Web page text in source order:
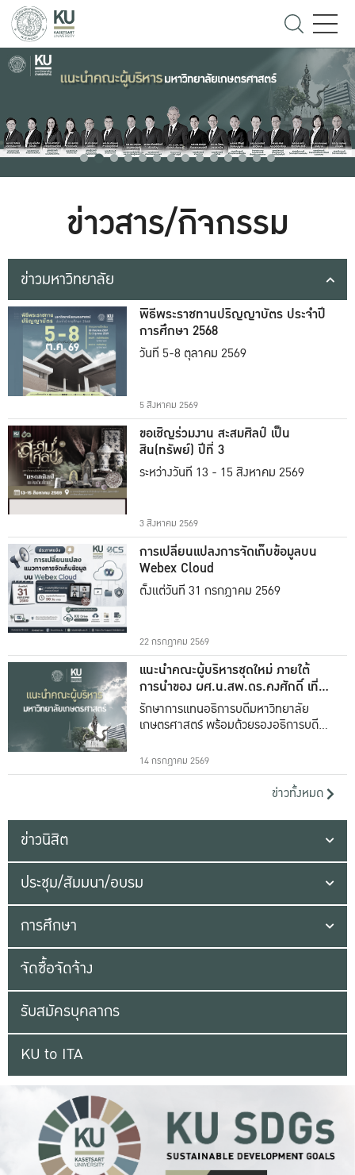
ข่าวสาร/กิจกรรม
ข่าวมหาวิทยาลัย
พิธีพระราชทานปริญญาบัตร ประจำปี
การศึกษา 2568
วันที่ 5-8 ตุลาคม 2569
5 สิงหาคม 2569
ขอเชิญร่วมงาน สะสมศิลป์ เป็น
สิน(ทรัพย์) ปีที่ 3
ระหว่างวันที่ 13 - 15 สิงหาคม 2569
3 สิงหาคม 2569
การเปลี่ยนแปลงการจัดเก็บข้อมูลบน
Webex Cloud
ตั้งแต่วันที่ 31 กรกฎาคม 2569
22 กรกฎาคม 2569
แนะนำคณะผู้บริหารชุดใหม่ ภายใต้
การนำของ ผศ.น.สพ.ดร.คงศักดิ์ เที่ยง
ธรรม
รักษาการแทนอธิการบดีมหาวิทยาลัย
เกษตรศาสตร์ พร้อมด้วยรองอธิการบดีทั้ง
14 กรกฎาคม 2569
ข่าวทั้งหมด
ข่าวนิสิต
ประชุม/สัมมนา/อบรม
การศึกษา
จัดซื้อจัดจ้าง
รับสมัครบุคลากร
KU to ITA